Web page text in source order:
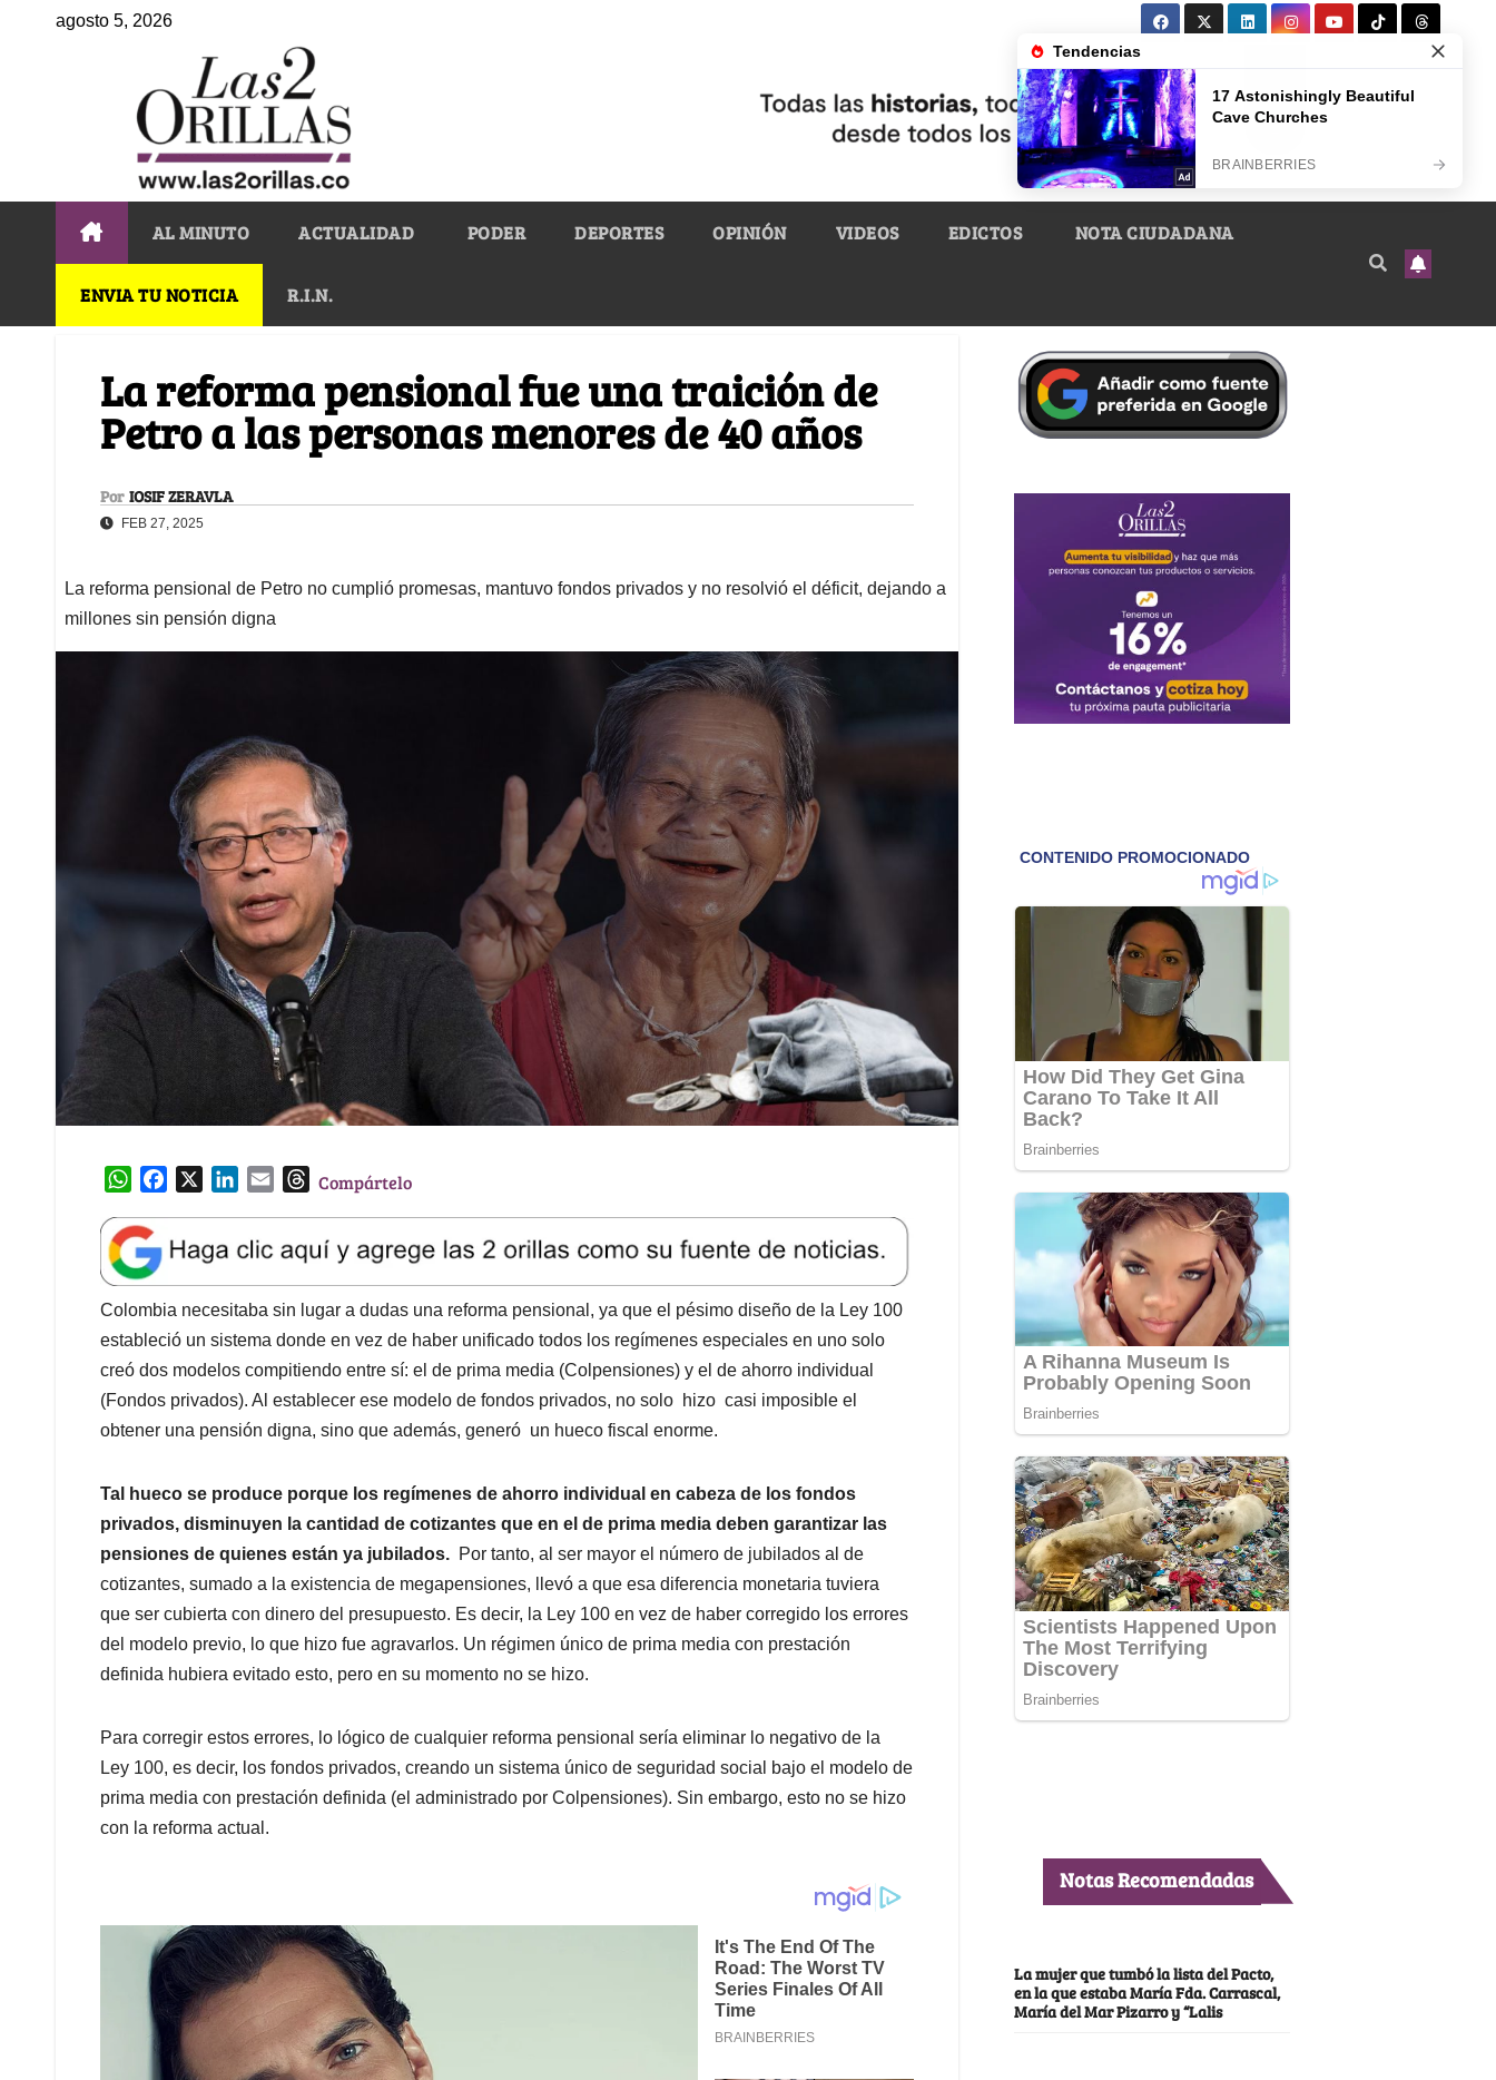
agosto 5, 2026
AL MINUTO ACTUALIDAD PODER DEPORTES OPINIÓN VIDEOS EDICTOS NOTA CIUDADANA
ENVIA TU NOTICIA R.I.N.
La reforma pensional fue una traición de
Petro a las personas menores de 40 años
Por IOSIF ZERAVLA
FEB 27, 2025
La reforma pensional de Petro no cumplió promesas, mantuvo fondos privados y no resolvió el déficit, dejando a
millones sin pensión digna
W
a
t
s
A
p
p
e
b
o
o
k
k
e
d
I
n
l
T
e
a
d
s
Compártelo
Colombia necesitaba sin lugar a dudas una reforma pensional, ya que el pésimo diseño de la Ley 100
estableció un sistema donde en vez de haber unificado todos los regímenes especiales en uno solo
creó dos modelos compitiendo entre sí: el de prima media (Colpensiones) y el de ahorro individual
(Fondos privados). Al establecer ese modelo de fondos privados, no solo hizo casi imposible el
obtener una pensión digna, sino que además, generó un hueco fiscal enorme.
Tal hueco se produce porque los regímenes de ahorro individual en cabeza de los fondos
privados, disminuyen la cantidad de cotizantes que en el de prima media deben garantizar las
pensiones de quienes están ya jubilados. Por tanto, al ser mayor el número de jubilados al de
cotizantes, sumado a la existencia de megapensiones, llevó a que esa diferencia monetaria tuviera
que ser cubierta con dinero del presupuesto. Es decir, la Ley 100 en vez de haber corregido los errores
del modelo previo, lo que hizo fue agravarlos. Un régimen único de prima media con prestación
definida hubiera evitado esto, pero en su momento no se hizo.
Para corregir estos errores, lo lógico de cualquier reforma pensional sería eliminar lo negativo de la
Ley 100, es decir, los fondos privados, creando un sistema único de seguridad social bajo el modelo de
prima media con prestación definida (el administrado por Colpensiones). Sin embargo, esto no se hizo
con la reforma actual.
Notas Recomendadas
La mujer que tumbó la lista del Pacto,
en la que estaba María Fda. Carrascal,
María del Mar Pizarro y “Lalis